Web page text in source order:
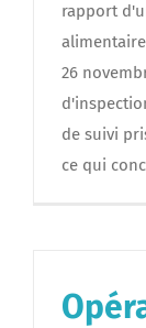
rapport
26
de suivi
ce qui